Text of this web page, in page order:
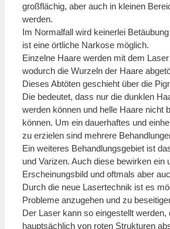
großflächig, aber auch in kleinen
werden.
Im Normalfall wird keinerlei
ist eine örtliche Narkose möglich.
Einzelne Haare werden mit dem
wodurch die Wurzeln der Haare
Dieses Abtöten geschieht über die
Die bedeutet, dass nur die dunklen
werden können und helle Haare nicht
können. Um ein dauerhaftes und
zu erzielen sind mehrere
Ein weiteres Behandlungsgebiet ist
und Varizen. Auch diese bewirken ein
Erscheinungsbild und oftmals aber
Durch die neue Lasertechnik ist es
Probleme anzugehen und zu
Der Laser kann so eingestellt werden,
hauptsächlich von roten Strukturen